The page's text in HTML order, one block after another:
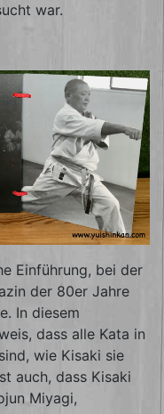
war.
Einführung, bei der
der 80er Jahre
In diesem
dass alle Kata in
wie Kisaki sie
auch, dass Kisaki
Miyagi,